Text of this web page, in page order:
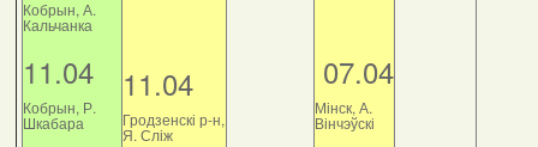
Кобрын, А.
Кальчанка
11.04
Кобрын, Р.
Шкабара
11.04
Гродзенскі р-н,
Я. Сліж
07.04
Мінск, А.
Вінчэўскі